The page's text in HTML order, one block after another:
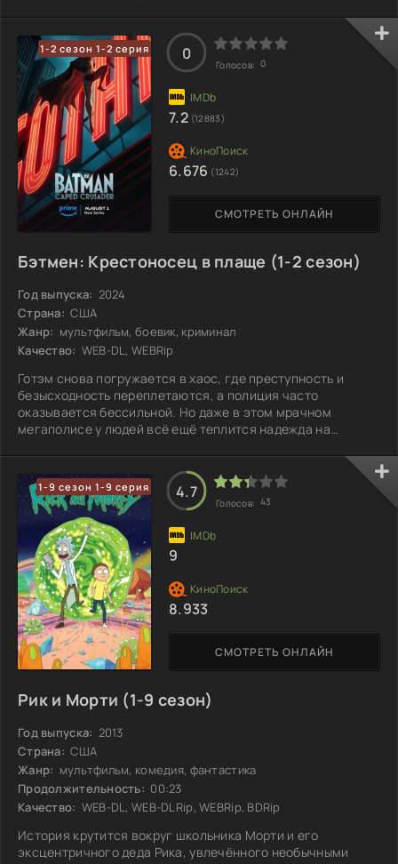
разгорается. Она мечтает о таинственных мирах, полных
магии и захватывающих приключений, которые
становятся её отдушиной и надеждой на перемены. И вот
однажды, случайно, привычный уклад её жизни
нарушается.
1-2 сезон 1-2 серия
Бэтмен: Крестоносец в плаще (1-2 сезон)
Год выпуска: 2024
Страна: США
Жанр: мультфильм, боевик, криминал
Качество: WEB-DL, WEBRip
Готэм снова погружается в хаос, где преступность и
безысходность переплетаются, а полиция часто
оказывается бессильной. Но даже в этом мрачном
мегаполисе у людей всё ещё теплится надежда на
возник свой уникальный защитник — мрачный герой в
плаще, который предан борьбе с несправедливостью. Его
появление внушает уверенность: порядок ещё возможен.
Символ, вырисовывающийся на фоне ночного неба,
служит маяком надежды, напоминая, что темные времена
СМОТРЕТЬ ОНЛАЙН
0
Голосов: 0
7.2 (12883)
6.676 (1242)
1-9 сезон 1-9 серия
Рик и Морти (1-9 сезон)
Год выпуска: 2013
Страна: США
Жанр: мультфильм, комедия, фантастика
Продолжительность: 00:23
Качество: WEB-DL, WEB-DLRip, WEBRip, BDRip
История крутится вокруг школьника Морти и его
эксцентричного деда Рика, увлечённого необычными
СМОТРЕТЬ ОНЛАЙН
4.7
Голосов: 43
9
8.933